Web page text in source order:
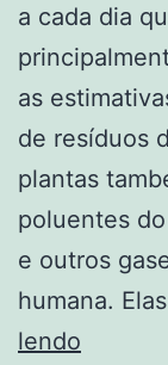
a cada dia
as
de resíduos
plantas
poluentes
e outros
humana.
lendo